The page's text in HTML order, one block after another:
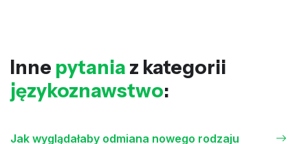
Inne pytania z kategorii
językoznawstwo:
Jak wyglądałaby odmiana nowego rodzaju